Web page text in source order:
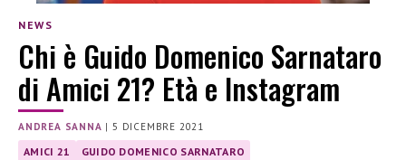
NEWS
Chi è Guido Domenico Sarnataro
di Amici 21? Età e Instagram
ANDREA SANNA |5 DICEMBRE 2021
AMICI 21 GUIDO DOMENICO SARNATARO